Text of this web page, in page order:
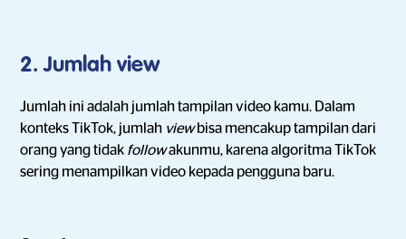
2. Jumlah view
Jumlah ini adalah jumlah tampilan video kamu. Dalam
konteks TikTok, jumlah viewbisa mencakup tampilan dari
orang yang tidak followakunmu, karena algoritma TikTok
sering menampilkan video kepada pengguna baru.